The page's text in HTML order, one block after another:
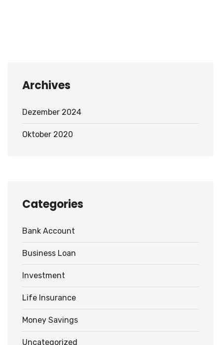
Archives
Dezember 2024
Oktober 2020
Categories
Bank Account
Business Loan
Investment
Life Insurance
Money Savings
Uncategorized